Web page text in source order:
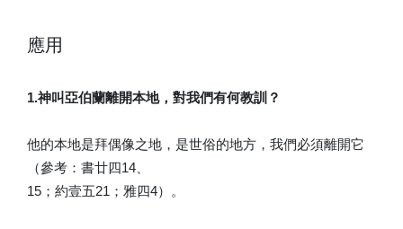
應用
1.神叫亞伯蘭離開本地，對我們有何教訓？
他的本地是拜偶像之地，是世俗的地方，我們必須離開它
（參考：書廿四14、
15；約壹五21；雅四4）。